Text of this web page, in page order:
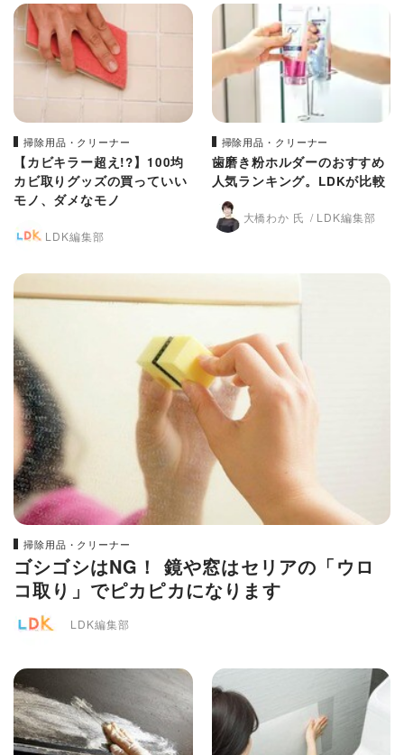
掃除用品・クリーナー
【カビキラー超え!?】100均
カビ取りグッズの買っていい
モノ、ダメなモノ
LDK編集部
掃除用品・クリーナー
歯磨き粉ホルダーのおすすめ
人気ランキング。LDKが比較
大橋わか 氏 LDK編集部
掃除用品・クリーナー
ゴシゴシはNG！ 鏡や窓はセリアの「ウロ
コ取り」でピカピカになります
LDK編集部